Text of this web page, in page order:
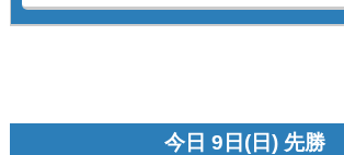
今日 9日(日) 先勝